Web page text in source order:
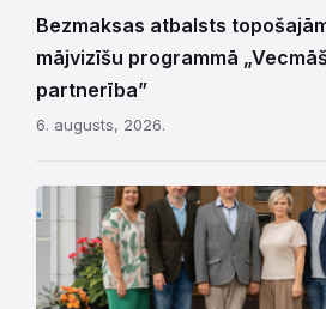
Bezmaksas atbalsts
mājvizīšu programmā
partnerība”
6. augusts, 2026.